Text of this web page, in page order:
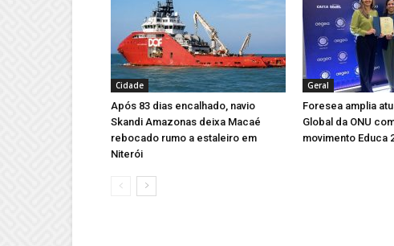
Cidade
Após 83 dias encalhado, navio
Skandi Amazonas deixa Macaé
rebocado rumo a estaleiro em
Niterói
Geral
Foresea amplia
Global da ONU
movimento Educa